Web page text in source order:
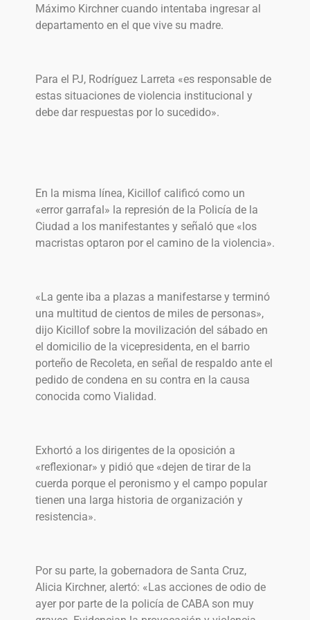
Máximo Kirchner cuando intentaba ingresar al
departamento en el que vive su madre.
Para el PJ, Rodríguez Larreta «es responsable de
estas situaciones de violencia institucional y
debe dar respuestas por lo sucedido».
En la misma línea, Kicillof calificó como un
«error garrafal» la represión de la Policía de la
Ciudad a los manifestantes y señaló que «los
macristas optaron por el camino de la violencia».
«La gente iba a plazas a manifestarse y terminó
una multitud de cientos de miles de personas»,
dijo Kicillof sobre la movilización del sábado en
el domicilio de la vicepresidenta, en el barrio
porteño de Recoleta, en señal de respaldo ante el
pedido de condena en su contra en la causa
conocida como Vialidad.
Exhortó a los dirigentes de la oposición a
«reflexionar» y pidió que «dejen de tirar de la
cuerda porque el peronismo y el campo popular
tienen una larga historia de organización y
resistencia».
Por su parte, la gobernadora de Santa Cruz,
Alicia Kirchner, alertó: «Las acciones de odio de
ayer por parte de la policía de CABA son muy